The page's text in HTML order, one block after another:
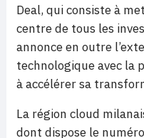
Deal, qui consiste à
centre de tous les
annonce en outre
technologique avec la
à accélérer sa
La région cloud
dont dispose le